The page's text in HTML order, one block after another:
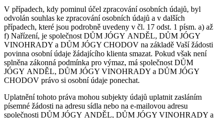
V případech, kdy pominul účel zpracování osobních údajů, byl
odvolán souhlas ke zpracování osobních údajů a v dalších
případech, které jsou podrobně uvedeny v čl. 17 odst. 1 písm. a) až
f) Nařízení, je společnost DŮM JÓGY ANDĚL, DŮM JÓGY
VINOHRADY a DŮM JÓGY CHODOV na základě Vaší žádosti
povinna osobní údaje žádajícího klienta smazat. Pokud však není
splněna zákonná podmínka pro výmaz, má společnost DŮM
JÓGY ANDĚL, DŮM JÓGY VINOHRADY a DŮM JÓGY
CHODOV právo si osobní údaje ponechat.
Uplatnění tohoto práva mohou subjekty údajů uplatnit zasláním
písemné žádosti na adresu sídla nebo na e-mailovou adresu
společnosti DŮM JÓGY ANDĚL, DŮM JÓGY VINOHRADY a